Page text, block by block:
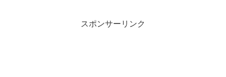
スポンサーリンク